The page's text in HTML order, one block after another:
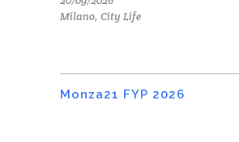
Milano, City Life
Monza21 FYP 2026